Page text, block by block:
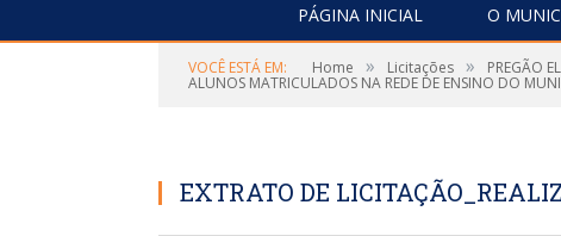
PÁGINA INICIAL O
VOCÊ ESTÁ EM: Home » Licitações » PREGÃO
ALUNOS MATRICULADOS NA REDE DE ENSINO DO
EXTRATO DE